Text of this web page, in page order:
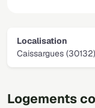
Localisation
Caissargues (30132)
Logements